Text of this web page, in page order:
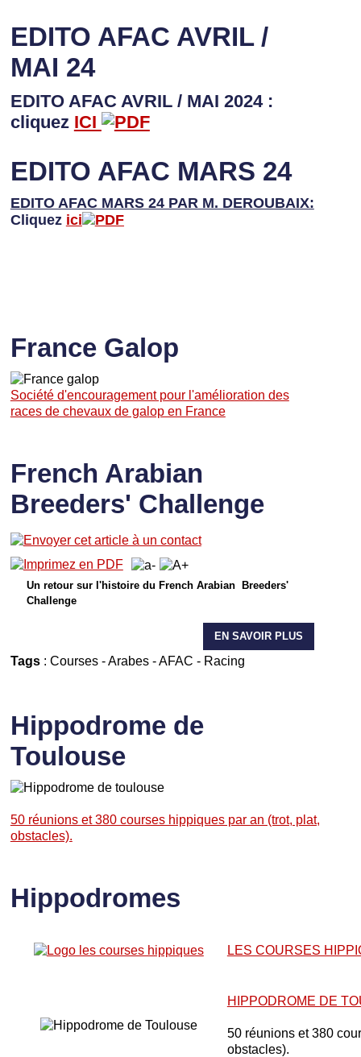
EDITO AFAC AVRIL /
MAI 24
EDITO AFAC AVRIL / MAI 2024 :
cliquez ICI
EDITO AFAC MARS 24
EDITO AFAC MARS 24 PAR M. DEROUBAIX:
Cliquez ici
France Galop
Société d'encouragement pour l'amélioration des
races de chevaux de galop en France
French Arabian
Breeders' Challenge
Un retour sur l'histoire du French Arabian Breeders'
Challenge
EN SAVOIR PLUS
Tags: Courses- Arabes- AFAC - Racing
Hippodrome de
Toulouse
50 réunions et 380 courses hippiques par an (trot, plat,
obstacles).
Hippodromes
LES COURSES
HIPPODROME DE
50 réunions et 380
obstacles).